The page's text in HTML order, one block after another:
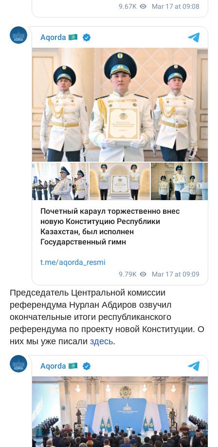
Председатель Центральной комиссии
референдума Нурлан Абдиров озвучил
окончательные итоги республиканского
референдума по проекту новой Конституции. О
них мы уже писали здесь.